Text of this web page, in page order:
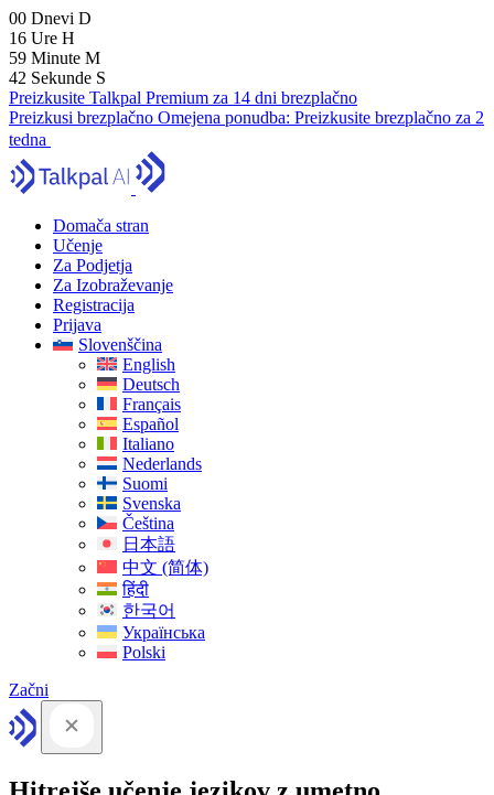
00 Dnevi D
16 Ure H
59 Minute M
41 Sekunde S
Preizkusite Talkpal Premium za 14 dni brezplačno
Preizkusi brezplačno Omejena ponudba: Preizkusite brezplačno za 2
tedna
Domača stran
Učenje
Za Podjetja
Za Izobraževanje
Registracija
Prijava
Slovenščina
English
Deutsch
Français
Español
Italiano
Nederlands
Suomi
Svenska
Čeština
日本語
中文 (简体)
हिंदी
한국어
Українська
Polski
Začni